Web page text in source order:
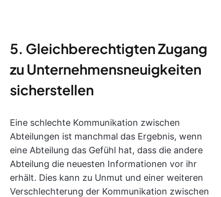
5. Gleichberechtigten Zugang
zu Unternehmensneuigkeiten
sicherstellen
Eine schlechte Kommunikation zwischen
Abteilungen ist manchmal das Ergebnis, wenn
eine Abteilung das Gefühl hat, dass die andere
Abteilung die neuesten Informationen vor ihr
erhält. Dies kann zu Unmut und einer weiteren
Verschlechterung der Kommunikation zwischen